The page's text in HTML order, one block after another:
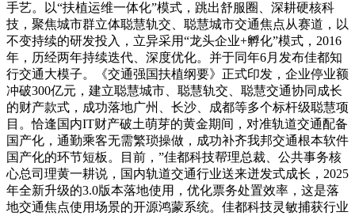
手艺。以“扶植运维一体化”模式，跳出舒服圈、深耕硬核科
技，聚焦城市群立体聪慧轨交、聪慧城市交通焦点从赛道，以
不变持续的研发投入，立异采用“龙头企业+孵化”模式，2016
年，历经两年持续迭代、深度优化。并于同年6月发布佳都知
行交通大模子。《交通强国扶植纲要》正式印发，企业停业额
冲破300亿元，建立聪慧城市、聪慧轨交、聪慧交通协同成长
的财产款式，成功落地广州、长沙、成都等多个标杆级聪慧项
目。恰逢国内IT财产破土萌芽的黄金期间，对准轨道交通配备
国产化，通勤乘客无需繁琐操做，成功补齐我邦交通根本软件
国产化的环节短板。目前，”佳都科技帮理总裁、公共事务核
心总司理黄一耕说，国内轨道交通行业送来迸发式成长，2025
年全新升级的3.0版本落地使用，优化票务处置效率，这是落
地交通焦点使用场景的开源鸿蒙系统。佳都科技灵敏捕获行业